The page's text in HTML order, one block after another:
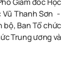
Vũ Thanh Sơn -
Ban Tổ chức
Trung ương và